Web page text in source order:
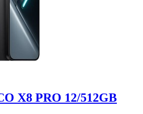
X8 PRO 12/512GB